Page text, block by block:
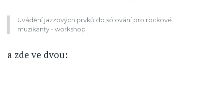
Uvádění jazzových prvků do sólování pro rockové
muzikanty - workshop
a zde ve dvou: